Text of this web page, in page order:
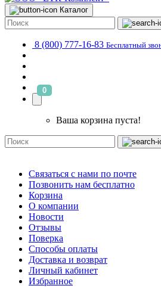
Каталог
8 (800) 777-16-83 Бесплатный
0
Ваша корзина пуста!
Связаться с нами по почте
Позвонить нам бесплатно
Корзина
О компании
Новости
Отзывы
Поверка
Способы оплаты
Доставка и возврат
Личный кабинет
Избранное